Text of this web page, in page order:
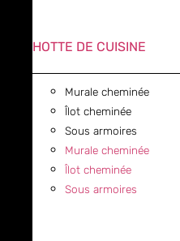
HOTTE DE CUISINE
Murale cheminée
Îlot cheminée
Sous armoires
Murale cheminée
Îlot cheminée
Sous armoires